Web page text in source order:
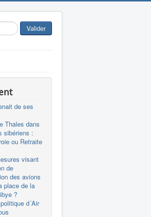
Valider
de ses
Thales dans
sibériens :
ou Retraite
visant
de
des avions
place de la
?
d´Air